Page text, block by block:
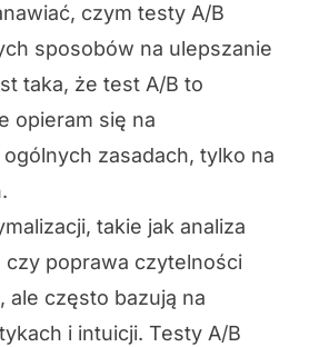
czym testy A/B
sposobów na ulepszanie
taka, że test A/B to
opieram się na
zasadach, tylko na
takie jak analiza
czy poprawa czytelności
ale często bazują na
i intuicji. Testy A/B